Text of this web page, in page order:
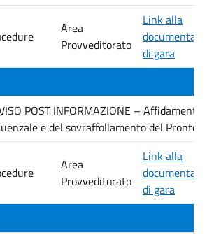
Area
Provveditorato
Link alla
di gara
POST INFORMAZIONE – Affidamento
e del sovraffollamento del Pronto
Area
Provveditorato
Link alla
di gara